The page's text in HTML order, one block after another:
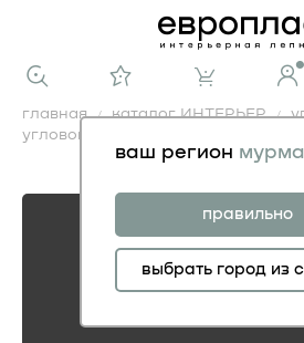
ваш регион
правильно
выбрать город из
главная каталог ИНТЕРЬЕР
угловой элемент 1.52.293
угловой элемент